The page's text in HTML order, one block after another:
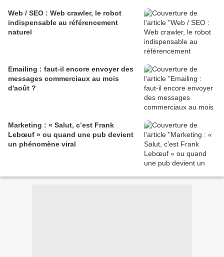
Web / SEO : Web crawler, le robot
indispensable au référencement
naturel
Emailing : faut-il encore envoyer des
messages commerciaux au mois
d'août ?
Marketing : « Salut, c’est Frank
Lebœuf » ou quand une pub devient
un phénomène viral